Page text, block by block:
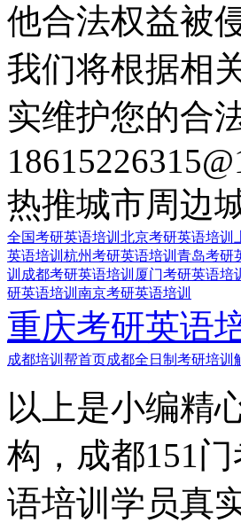
他合法权益被
我们将根据相
实维护您的合
热推城市周边
全国考研英语培训 北京考研英语培训
英语培训 杭州考研英语培训 青岛考研
训 成都考研英语培训 厦门考研英语培
研英语培训 南京考研英语培训
重庆考研英语
成都培训帮首页成都全日制考研培训
以上是小编精
构，成都151
语培训学员真